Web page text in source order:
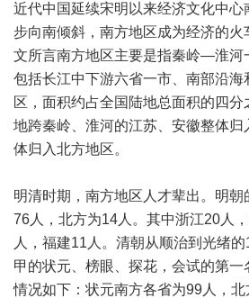
近代中国延续宋明以来经济文化中心
步向南倾斜，南方地区成为经济的
文所言南方地区主要是指秦岭—淮河
包括长江中下游六省一市、南部沿
区，面积约占全国陆地总面积的四
地跨秦岭、淮河的江苏、安徽整体
体归入北方地区。
明清时期，南方地区人才辈出。明
76人，北方为14人。其中浙江20人
人，福建11人。清朝从顺治到光绪
甲的状元、榜眼、探花，会试的第
情况如下：状元南方各省为99人，